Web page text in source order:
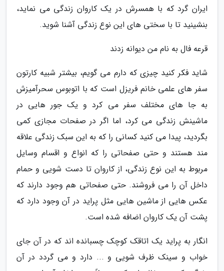
ایران گرد که با همسرش در یک کاروان زندگی می نماید،
بنشینید تا با سختی های این نوع زندگی آشنا شوید.
قرعه فال به نام من دیوانه زدند
شاید فکر کنید چیزی که دارم می گویم، بیشتر شبیه کارتون
سفر های علمی خانم فریزل است که با اتوبوس سحرآمیزش
به جا های مختلف سفر می کرد و یک جور هایی در
ماشینش زندگی می کرد، اما اگر در صفحات مجازی کمی
بگردید، پیدا می کنید کسانی را که به این سبک زندگی علاقه
مند هستند و حتی صفحاتی را که انواع و اقسام وسایل
مربوط به این نوع زندگی، از کاروان تا دست شویی و حمام
داخل آن را می فروشند. حتی صفحاتی هم وجود دارند که
عکس هایی از ماشین هایی مثل پراید در آن وجود دارد که
پشت آن یک کاروان اضافه شده است.
انگار به پراید یک اتاقک کوچک چسبانده اند که در آن جای
خواب و سینک ظرف شویی و ... دارد و می گردد در آن